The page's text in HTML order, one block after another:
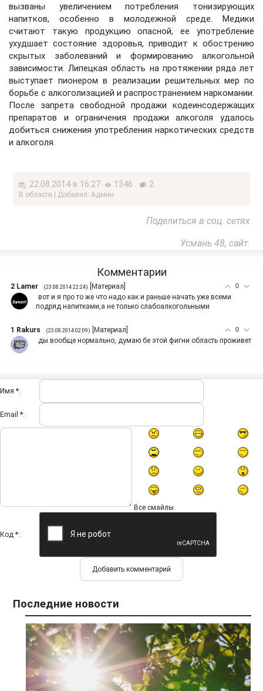
вызваны увеличением потребления тонизирующих
напитков, особенно в молодежной среде. Медики
считают такую продукцию опасной, ее употребление
ухудшает состояние здоровья, приводит к обострению
скрытых заболеваний и формированию алкогольной
зависимости. Липецкая область на протяжении ряда лет
выступает пионером в реализации решительных мер по
борьбе с алкоголизацией и распространением наркомании.
После запрета свободной продажи кодеинсодержащих
препаратов и ограничения продажи алкоголя удалось
добиться снижения употребления наркотических средств
и алкоголя.
22.08.2014 в 16:27 1346 2
В области | Добавил: Админ
Поделиться в соц. сетях
Усмань 48, сайт.
Комментарии
0
2 Lamer (23.08.2014 22:24) Материал
вот и я про то же что надо как и раньше начать уже всеми
подряд напитками,а не только слабоалкогольными
0
1 Rakurs (23.08.2014 02:09) Материал
ды вообще нормально, думаю бе этой фигни область проживет
Имя *:
Email *:
Все смайлы
Код *:
Последние новости